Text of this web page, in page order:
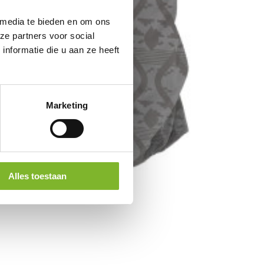
te bieden en om ons
partners voor social
die u aan ze heeft
Marketing
Alles toestaan